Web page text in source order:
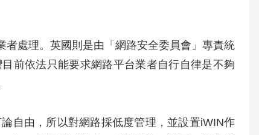
處理。英國則是由「網路安全委員會」專責統
前依法只能要求網路平台業者自行自律是不夠
自由，所以對網路採低度管理，並設置iWIN作